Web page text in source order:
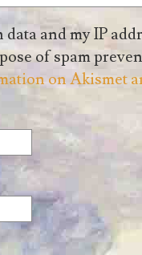
data and my IP
of spam
on Akismet